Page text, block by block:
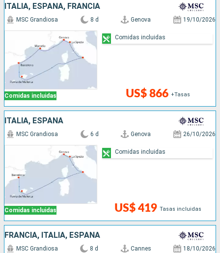
ITALIA, ESPAÑA, FRANCIA
Comidas incluidas
MSC Grandiosa 8 d Genova 19/10/2026
US$ 866 +Tasas
Comidas incluidas
ITALIA, ESPAÑA
Comidas incluidas
MSC Grandiosa 6 d Genova 26/10/2026
US$ 419 Tasas incluidas
Comidas incluidas
FRANCIA, ITALIA, ESPAÑA
MSC Grandiosa 8 d Cannes 18/10/2026